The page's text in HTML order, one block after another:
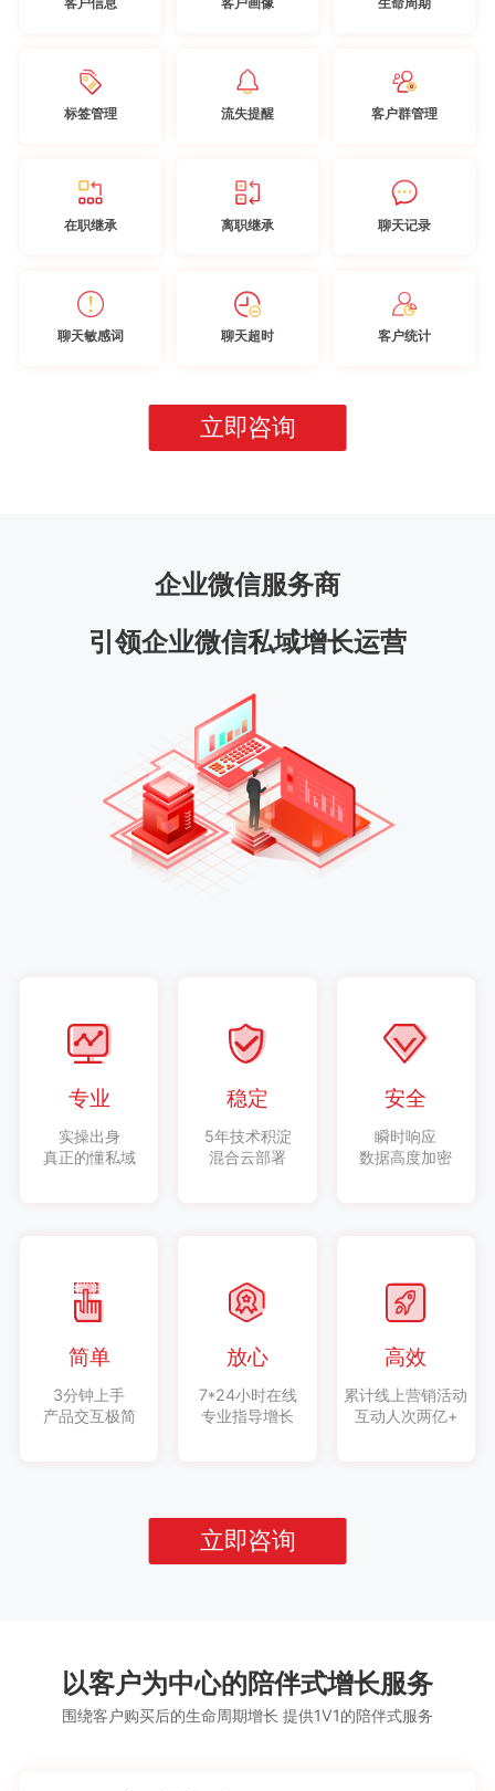
标签管理 流失提醒 客户群管理
在职继承 离职继承 聊天记录
聊天敏感词 聊天超时 客户统计
立即咨询
企业微信服务商
引领企业微信私域增长运营
专业
实操出身
真正的懂私域
稳定
5年技术积淀
混合云部署
安全
瞬时响应
数据高度加密
简单
3分钟上手
产品交互极简
放心
7*24小时在线
专业指导增长
高效
累计线上营销活动
互动人次两亿+
立即咨询
以客户为中心的陪伴式增长服务
围绕客户购买后的生命周期增长 提供1V1的陪伴式服务